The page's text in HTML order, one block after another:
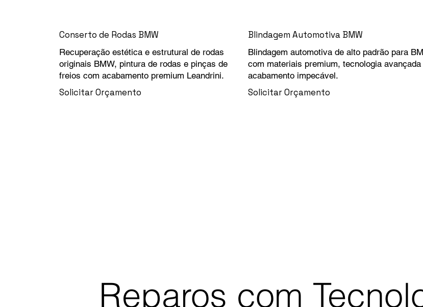
Conserto de Rodas BMW
Recuperação estética e estrutural de rodas
originais BMW, pintura de rodas e pinças de
freios com acabamento premium Leandrini.
Solicitar Orçamento
Blindagem Automotiva BMW
Blindagem automotiva de alto padrão para
com materiais premium, tecnologia avançada
acabamento impecável.
Solicitar Orçamento
Reparos com